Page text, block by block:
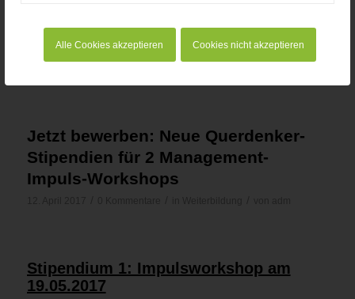
Alle Cookies akzeptieren Cookies nicht akzeptieren
Wenn die Worte fehlen… Teil 1
Artikel zum Thema Sprachreisen
Jetzt bewerben: Neue Querdenker-
Stipendien für 2 Management-
Impuls-Workshops
Stipendium 1: Impulsworkshop am
19.05.2017